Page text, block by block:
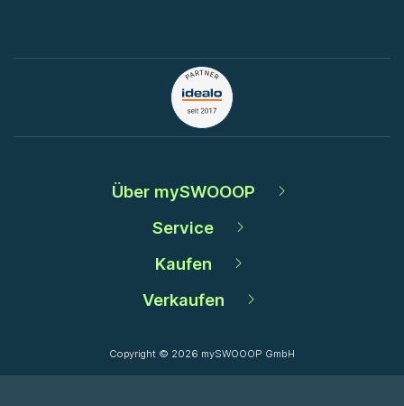
Über mySWOOOP
Service
Kaufen
Verkaufen
Copyright © 2026 mySWOOOP GmbH